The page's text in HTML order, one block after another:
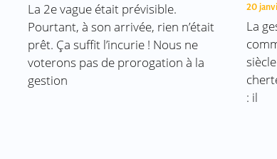
La 2e vague était prévisible.
Pourtant, à son arrivée, rien n’était
prêt. Ça suffit l’incurie ! Nous ne
voterons pas de prorogation à la
gestion
20
La
: il